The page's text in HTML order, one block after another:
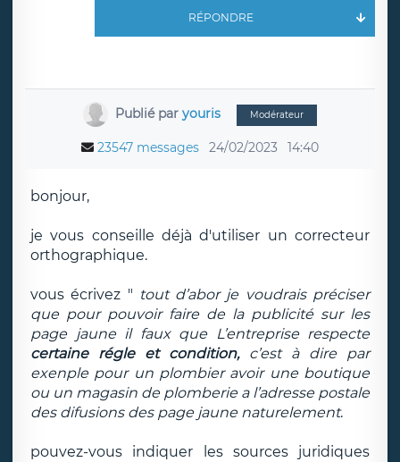
RÉPONDRE
Publié par youris Modérateur
23547 messages 24/02/2023 14:40
bonjour,
je vous conseille déjà d'utiliser un correcteur
orthographique.
vous écrivez " tout d’abor je voudrais préciser
que pour pouvoir faire de la publicité sur les
page jaune il faux que L’entreprise respecte
certaine régle et condition,c’est à dire par
exenple pour un plombier avoir une boutique
ou un magasin de plomberie a l’adresse postale
des difusions des page jaune naturelement.
pouvez-vous indiquer les sources juridiques